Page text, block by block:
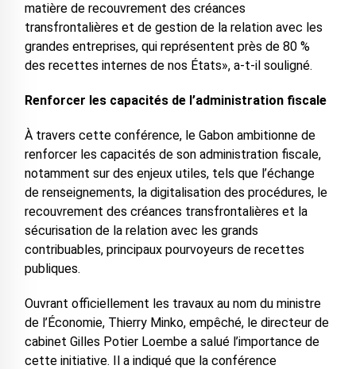
matière de recouvrement des créances
transfrontalières et de gestion de la relation avec les
grandes entreprises, qui représentent près de 80 %
des recettes internes de nos États», a-t-il souligné.
Renforcer les capacités de l’administration fiscale
À travers cette conférence, le Gabon ambitionne de
renforcer les capacités de son administration fiscale,
notamment sur des enjeux utiles, tels que l’échange
de renseignements, la digitalisation des procédures, le
recouvrement des créances transfrontalières et la
sécurisation de la relation avec les grands
contribuables, principaux pourvoyeurs de recettes
publiques.
Ouvrant officiellement les travaux au nom du ministre
de l’Économie, Thierry Minko, empêché, le directeur de
cabinet Gilles Potier Loembe a salué l’importance de
cette initiative. Il a indiqué que la conférence